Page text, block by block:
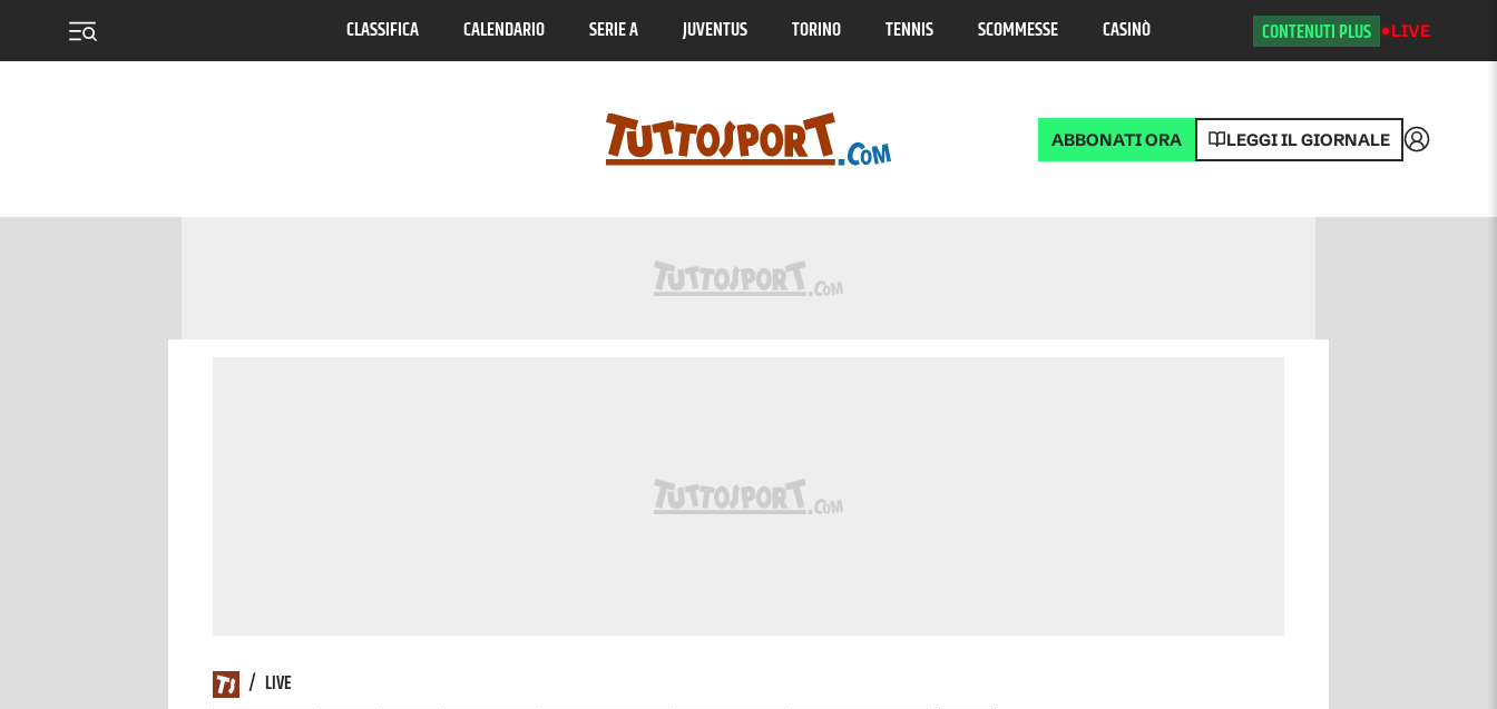
CLASSIFICA CALENDARIO SERIE A JUVENTUS TORINO TENNIS SCOMMESSE CASINÒ CONTENUTI PLUS LIVE
ABBONATI ORA LEGGI IL GIORNALE Accedi
/ LIVE